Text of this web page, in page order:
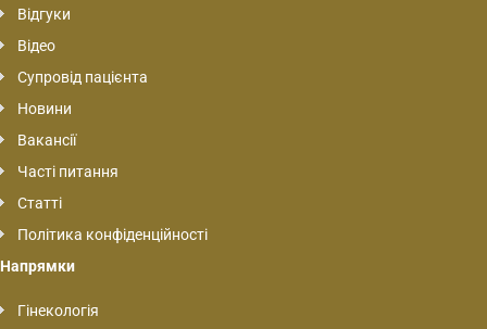
Відгуки
Відео
Супровід пацієнта
Новини
Вакансії
Часті питання
Статті
Політика конфіденційності
Напрямки
Гінекологія